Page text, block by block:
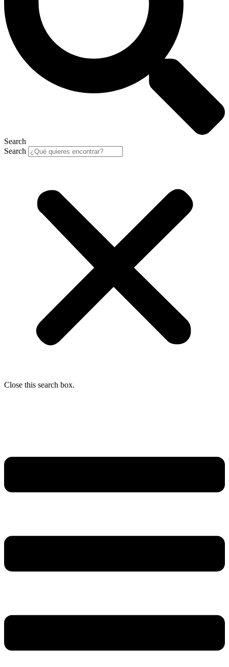
Search
Search
Close this search box.